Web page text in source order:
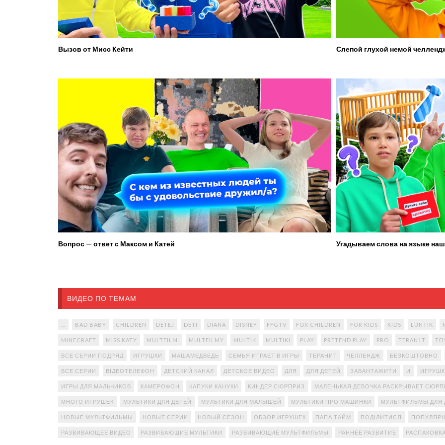
Вызов от Мисс Кейти Слепой глухой немой
Вопрос — ответ с Максом и Катей Угадываем слова на языке
ВИДЕО ПО ТЕМАМ
BAD BABY CHILDREN DETEJ DETI DIANA DISNEY FFGTV FOR CHILDREN FOR KIDS KIDS LUNTIK
MINECRAFT MISS KATY MULTFILM. MULTFILMY MULTIK MULTIKI PLAY PRETEND PLAY PRO TERAN1T
ВСЕ СЕРИИ ПОДРЯД ИГРУШКИ МАШАМЕДВЕДЬ СЕМЬЯ ИГРАЕТ В ИГРЫ ТЕРАНИТ ЧЕЛЛЕНДЖ БЕЗКОШТОВНО
ВСЕ СЕРИИ ВІДЕОТЕЛЕФОН ДЕТСКИЙ КАНАЛ ДЕТСКОЕ ВИДЕО ДЛЯ ДЛЯ ДЕТЕЙ ЗАВАНТАЖИТИ И
ИГРЫ ДЛЯ МАЛЬЧИКОВ КАМЕРОФОН КАПУКИ КАНУКИ КИНДЕР СЮРПРИЗ МАЛЕНЬКАЯ ДЕВОЧКА РАСКРЫВАЕТ
МНОГО ИГРУШЕК МУЛЬТИКИ ДЛЯ ДЕТЕЙ МУЛЬТИКИ ДЛЯ МАЛЫШЕЙ МУЛЬТИКИ ПРО МАШИНКИ МУЛЬТФИЛЬМЫ ДЛЯ
НОВЫЕ МУЛЬТФИЛЬМЫ НОВЫЕ СЕРИИ НОВЫЙ СЕЗОН ОБЗОР ИГРУШЕК ПАПА ТАЙМ ПОДІЛИТИСЯ
РАЗВИВАЮЩЕЕ ВИДЕО РАЗВИВАЮЩИЕ МУЛЬТИКИ РАЗВИВАЮЩИЕ МУЛЬТФИЛЬМЫ РАННЕЕ РАЗВИТИЕ